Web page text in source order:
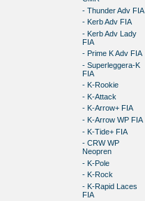
- Thunder Adv FIA
- Kerb Adv FIA
- Kerb Adv Lady
FIA
- Prime K Adv FIA
- Superleggera-K
FIA
- K-Rookie
- K-Attack
- K-Arrow+ FIA
- K-Arrow WP FIA
- K-Tide+ FIA
- CRW WP
Neopren
- K-Pole
- K-Rock
- K-Rapid Laces
FIA